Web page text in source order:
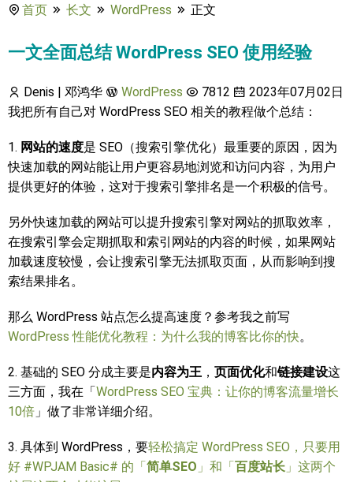
首页 长文 WordPress 正文
一文全面总结 WordPress SEO 使用经验
Denis | 邓鸿华 WordPress 7812
2023年07月02日
我把所有自己对 WordPress SEO 相关的教程做个总结：
1. 网站的速度是 SEO（搜索引擎优化）最重要的原因，因为
快速加载的网站能让用户更容易地浏览和访问内容，为用户
提供更好的体验，这对于搜索引擎排名是一个积极的信号。
另外快速加载的网站可以提升搜索引擎对网站的抓取效率，
在搜索引擎会定期抓取和索引网站的内容的时候，如果网站
加载速度较慢，会让搜索引擎无法抓取页面，从而影响到搜
索结果排名。
那么 WordPress 站点怎么提高速度？参考我之前写
WordPress 性能优化教程：为什么我的博客比你的快。
2. 基础的 SEO 分成主要是内容为王 ， 页面优化和链接建设这
三方面，我在「WordPress SEO 宝典：让你的博客流量增长
10倍 」做了非常详细介绍。
3. 具体到 WordPress，要轻松搞定 WordPress SEO，只要用
好 #WPJAM Basic# 的「简单SEO 」和「百度站长 」这两个